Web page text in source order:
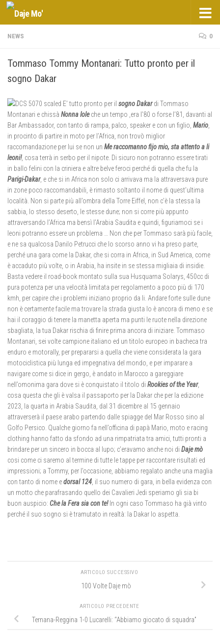
Salta al contenuto
NEWS 0
Tommaso Tommy Montanari: Tutto pronto per il
sogno Dakar
E’ tutto pronto per il sogno Dakardi Tommaso
Montanari e chissà Nonna Ioleche un tempo ,era l’80 o forse l’81, davanti al
Bar Ambassador, con tanto di rampa, palco, speaker e con un figlio, Mario
in procinto di partire in moto per l’Africa, non trovò miglior
raccomandazione per lui se non un Me raccomanno fijo mio, sta attento a li
leoni!, cosa terrà in serbo per il nipote. Di sicuro non potranno essere tirati
in ballo felini con la criniera e altre belve feroci perché di quella che fu la
Parigi-Dakar, e che si in Africa non solo ci arrivava ma la attraversava pure
in zone poco raccomandabili, è rimasto soltanto il nome di quest’ultima
località. Non si parte più all’ombra della Torre Eiffel, non c’è la stessa la
sabbia, lo stesso deserto, le stesse dune; non si corre più appunto
attraversando l’Africa ma bensì l’Arabia Saudita e quindi, figuriamoci se i
leoni potranno essere un problema … Non che per Tommaso sarà più facile,
e ne sa qualcosa Danilo Petrucci che lo scorso anno vi ha preso parte,
perché una gara come la Dakar, che si corra in Africa, in Sud America, come
è accaduto più volte, o in Arabia, ha insite in se stessa migliaia di insidie.
Basta vedere il road-book montato sulla sua Husquarna Solarys, 450cc di
pura potenza per una velocità limitata per regolamento a poco più di 170
kmh, per capire che i problemi iniziano proprio da li. Andare forte sulle dune
non è certamente facile ma trovare la strada giusta lo è ancora di meno e se
hai il coraggio di tenere la manetta aperta ma punti le ruote nella direzione
sbagliata, la tua Dakar rischia di finire prima ancora di iniziare. Tommaso
Montanari, sei volte campione italiano ed un titolo europeo in bacheca tra
enduro e motorally, per prepararsi a quella che viene considerata la gara
motociclistica più lunga ed impegnativa del mondo, e per imparare a
navigare come si dice in gergo, è andato in Marocco a gareggiare
nell’omonima gara dove si è conquistato il titolo di Rookies of the Year,
cosa questa che gli è valsa il passaporto per la Dakar che per la edizione
2023, la quarta in Arabia Saudita, dal 31 dicembre al 15 gennaio
attraverserà il paese arabo partendo dalle spiagge del Mar Rosso sino al
Golfo Persico. Qualche giorno fa nell’officina di papà Mario, moto e racing
clothing hanno fatto da sfondo ad una rimpatriata tra amici, tutti pronti a
brindare per un sincero in bocca al lupo; c’eravamo anche noi di Daje mò
cosi come ci saremo al termine di tutte le tappe per raccontare risultati ed
impressioni; a Tommy, per l’occasione, abbiamo regalato anche una maglia
con tanto di nome edorsal 124 , il suo numero di gara, in bella evidenza con
un motto che parafrasando quello dei Cavalieri Jedi speriamo gli sia bi
buon auspicio: Che la Fera sia con te! In ogni caso Tommaso ha già vinto
perché il suo sogno si è tramutato in realtà: la Dakar lo aspetta.
ARTICOLO SUCCESSIVO
100 Volte Daje mò
ARTICOLO PRECEDENTE
Ternana-Reggina 1-0 Lucarelli: “Abbiamo giocato di squadra”